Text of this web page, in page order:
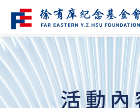
活動內